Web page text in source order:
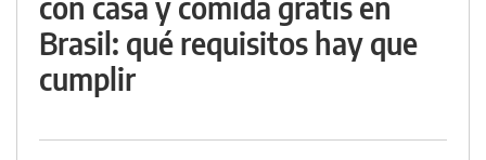
Brasil: qué requisitos hay que
cumplir